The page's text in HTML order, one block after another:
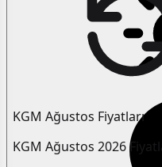
KGM Ağustos Fiyatları
KGM Ağustos 2026